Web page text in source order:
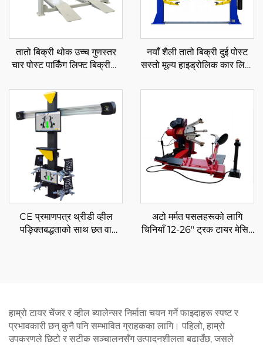
तातो बिक्री थोक उच्च गुणस्तर
चार पोस्ट पार्किंग लिफ्ट बिक्रीको
नयाँ शैली तातो बिक्री दुई पोस्ट
सस्तो मूल्य हाइड्रोलिक कार लिफ्ट
CE प्रमाणपत्र थ्रीडी व्हील
पङ्क्तिबद्धताको साथ छत वा
अटो मर्मत पसलहरूको लागि
चिनियाँ 12-26" ट्रक टायर मेसिन
हाम्रो टायर चेंजर र व्हील ब्यालेन्सर निर्माता चयन गर्ने फाइदाहरू स्पष्ट र
प्रभावकारी छन् कुनै पनि सम्भावित ग्राहकका लागि। पहिलो, हाम्रो
उपकरणले छिटो र सटीक सञ्चालनसँग उत्पादनशीलता बढाउँछ, जसले